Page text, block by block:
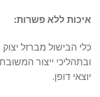
איכות ללא פשרות:
כלי הבישול מברזל
ובתהליכי ייצור
יוצאי דופן.